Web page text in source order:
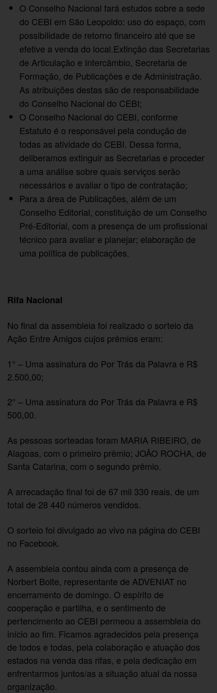
O Conselho Nacional fará estudos sobre a sede
do CEBI em São Leopoldo: uso do espaço, com
possibilidade de retorno financeiro até que se
efetive a venda do local.Extinção das Secretarias
de Articulação e Intercâmbio, Secretaria de
Formação, de Publicações e de Administração.
As atribuições destas são de responsabilidade
do Conselho Nacional do CEBI;
O Conselho Nacional do CEBI, conforme
Estatuto é o responsável pela condução de
todas as atividade do CEBI. Dessa forma,
deliberamos extinguir as Secretarias e proceder
a uma análise sobre quais serviços serão
necessários e avaliar o tipo de contratação;
Para a área de Publicações, além de um
Conselho Editorial, constituição de um Conselho
Pré-Editorial, com a presença de um profissional
técnico para avaliar e planejar; elaboração de
uma política de publicações.
Rifa Nacional
No final da assembleia foi realizado o sorteio da
Ação Entre Amigos cujos prêmios eram:
1° – Uma assinatura do Por Trás da Palavra e R$
2.500,00;
2° – Uma assinatura do Por Trás da Palavra e R$
500,00.
As pessoas sorteadas foram MARIA RIBEIRO, de
Alagoas, com o primeiro prêmio; JOÃO ROCHA, de
Santa Catarina, com o segundo prêmio.
A arrecadação final foi de 67 mil 330 reais, de um
total de 28 440 números vendidos.
O sorteio foi divulgado ao vivo na página do CEBI
no Facebook.
A assembleia contou ainda com a presença de
Norbert Bolte, representante de ADVENIAT no
encerramento de domingo. O espírito de
cooperação e partilha, e o sentimento de
pertencimento ao CEBI permeou a assembleia do
início ao fim. Ficamos agradecidos pela presença
de todos e todas, pela colaboração e atuação dos
estados na venda das rifas, e pela dedicação em
enfrentarmos juntos/as a situação atual da nossa
organização.